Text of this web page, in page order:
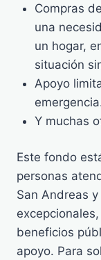
Compras
una
un hogar,
situación
Apoyo
Y muchas
Este fondo
personas
San Andreas
beneficios
apoyo. Para